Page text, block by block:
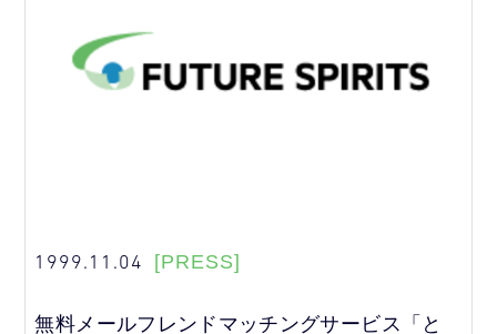
1999.11.04 [PRESS]
無料メールフレンドマッチングサービス「と